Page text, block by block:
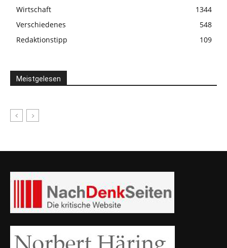
Wirtschaft
1344
Verschiedenes
548
Redaktionstipp
109
Meistgelesen